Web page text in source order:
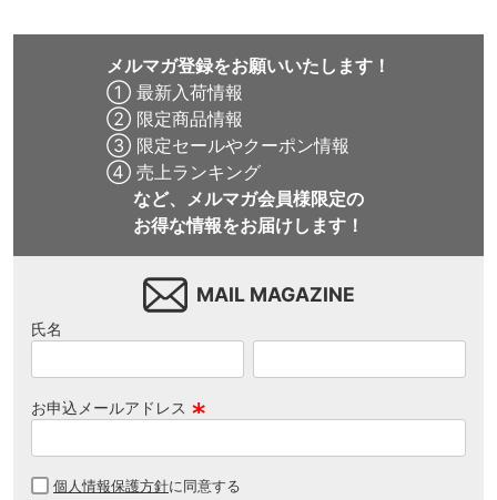
メルマガ登録をお願いいたします！
① 最新入荷情報
② 限定商品情報
③ 限定セールやクーポン情報
④ 売上ランキング
など、メルマガ会員様限定の
お得な情報をお届けします！
MAIL MAGAZINE
氏名
お申込メールアドレス
須
個人情報保護方針に同意する